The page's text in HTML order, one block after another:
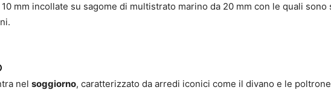
10 mm incollate su sagome di multistrato marino da 20 mm con le quali sono
nel soggiorno, caratterizzato da arredi iconici come il divano e le